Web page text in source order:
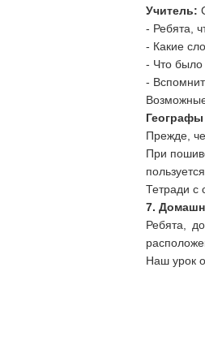
Учитель:
- Ребята,
- Какие
- Что было
-
Географы
Прежде,
При
Тетради с
7.
Ребята,
Наш урок